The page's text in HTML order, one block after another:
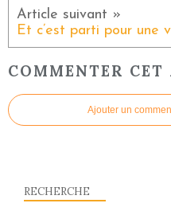
Et c’est parti pour
COMMENTER CET
Ajouter un
RECHERCHE